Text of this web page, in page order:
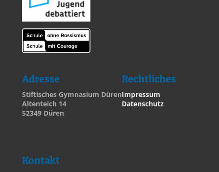
Adresse
Stiftisches Gymnasium Düren
Altenteich 14
52349 Düren
Rechtliches
Impressum
Datenschutz
Kontakt